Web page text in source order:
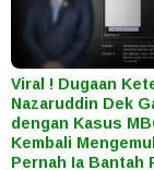
Viral ! Dugaan
Nazaruddin Dek
dengan Kasus
Kembali
Pernah Ia Bantah